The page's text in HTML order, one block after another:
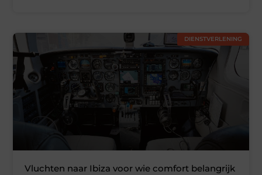
DIENSTVERLENING
Vluchten naar Ibiza voor wie comfort belangrijk